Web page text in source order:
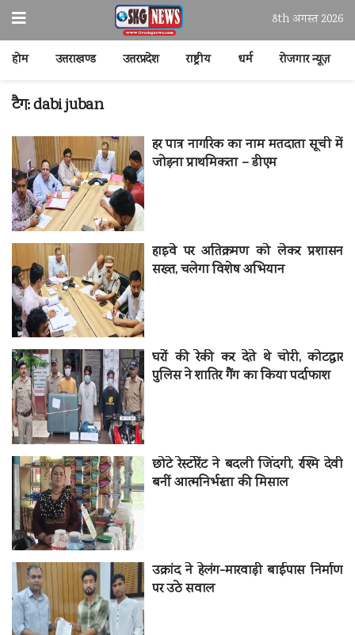
8th अगस्त 2026
होम उत्तराखण्ड उत्तरप्रदेश राष्ट्रीय धर्म रोजगार न्यूज़
टैग:dabi juban
हर पात्र नागरिक का नाम मतदाता सूची में
जोड़ना प्राथमिकता – डीएम
हाइवे पर अतिक्रमण को लेकर प्रशासन
सख्त, चलेगा विशेष अभियान
घरों की रेकी कर देते थे चोरी, कोटद्वार
पुलिस ने शातिर गैंग का किया पर्दाफाश
छोटे रेस्टोरेंट ने बदली जिंदगी, रश्मि देवी
बनीं आत्मनिर्भरता की मिसाल
उक्रांद ने हेलंग-मारवाड़ी बाईपास निर्माण
पर उठे सवाल